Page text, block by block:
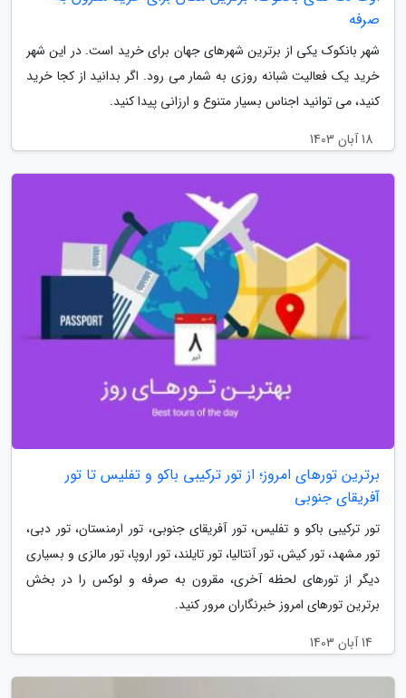
صرفه
شهر بانکوک یکی از برترین شهرهای جهان برای خرید است. در این شهر
خرید یک فعالیت شبانه روزی به شمار می رود. اگر بدانید از کجا خرید
کنید، می توانید اجناس بسیار متنوع و ارزانی پیدا کنید.
18 آبان 1403
برترین تورهای امروز؛ از تور ترکیبی باکو و تفلیس تا تور
آفریقای جنوبی
تور ترکیبی باکو و تفلیس، تور آفریقای جنوبی، تور ارمنستان، تور دبی،
تور مشهد، تور کیش، تور آنتالیا، تور تایلند، تور اروپا، تور مالزی و بسیاری
دیگر از تورهای لحظه آخری، مقرون به صرفه و لوکس را در بخش
برترین تورهای امروز خبرنگاران مرور کنید.
14 آبان 1403